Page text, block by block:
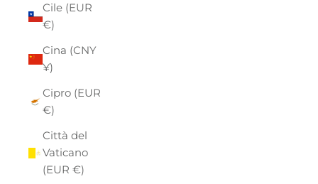
Cile (EUR
€)
Cina (CNY
¥)
Cipro (EUR
€)
Città del
Vaticano
(EUR €)